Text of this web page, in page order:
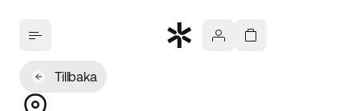
Tillbaka